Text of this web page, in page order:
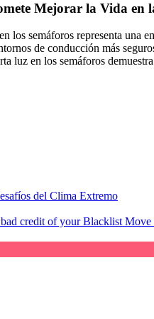
Mejorar la Vida en
los semáforos representa
de conducción más
luz en los semáforos
del Clima Extremo
credit of your Blacklist